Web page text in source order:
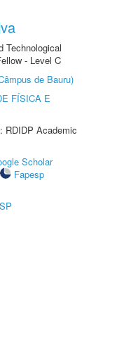
Technological
- Level C
de Bauru)
FÍSICA E
RDIDP Academic
Scholar
Fapesp